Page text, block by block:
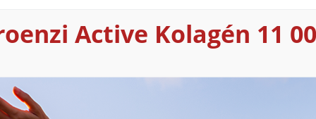
Active Kolagén 11